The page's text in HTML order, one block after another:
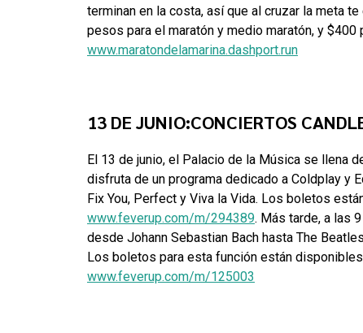
terminan en la costa, así que al cruzar la meta
pesos para el maratón y medio maratón, y
www.maratondelamarina.dashport.run
13 DE JUNIO:CONCIERTOS
El 13 de junio, el Palacio de la Música se llena
disfruta de un programa dedicado a Coldplay y
Fix You, Perfect y Viva la Vida. Los boletos
www.feverup.com/m/294389. Más tarde, a las
desde Johann Sebastian Bach hasta The
Los boletos para esta función están
www.feverup.com/m/125003